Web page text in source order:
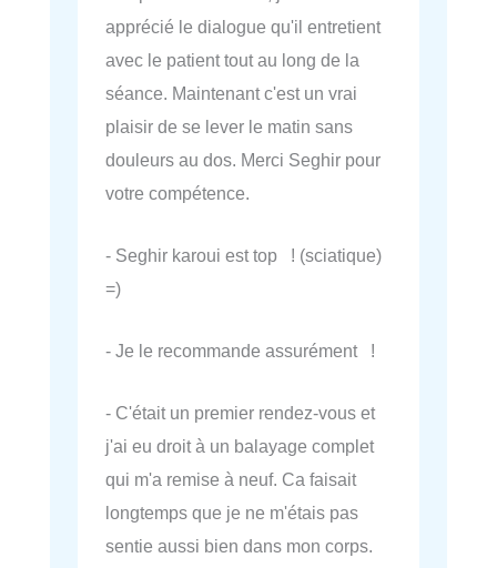
apprécié le dialogue qu'il entretient
avec le patient tout au long de la
séance. Maintenant c'est un vrai
plaisir de se lever le matin sans
douleurs au dos. Merci Seghir pour
votre compétence.
- Seghir karoui est top ! (sciatique)
=)
- Je le recommande assurément !
- C'était un premier rendez-vous et
j'ai eu droit à un balayage complet
qui m'a remise à neuf. Ca faisait
longtemps que je ne m'étais pas
sentie aussi bien dans mon corps.